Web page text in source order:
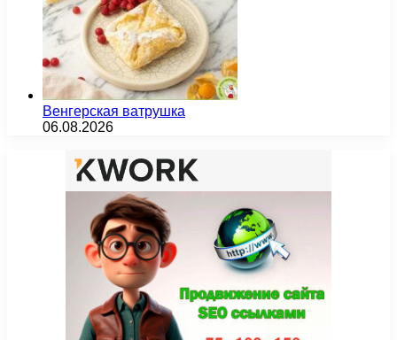
Венгерская ватрушка
06.08.2026